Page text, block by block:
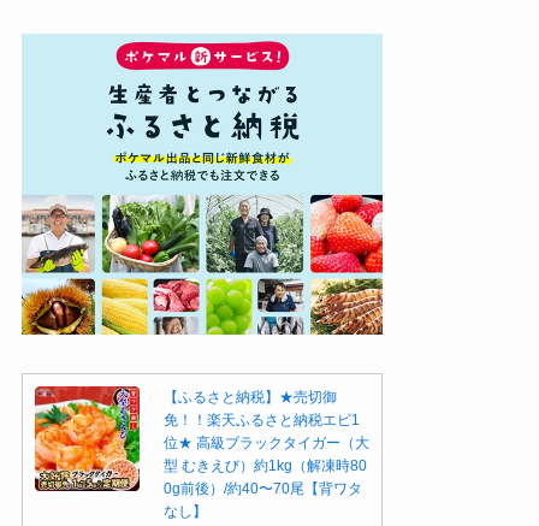
【ふるさと納税】★売切御
免！！楽天ふるさと納税エビ1
位★ 高級ブラックタイガー（大
型 むきえび）約1kg（解凍時80
0g前後）/約40〜70尾【背ワタ
なし】